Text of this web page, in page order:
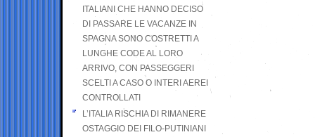
ITALIANI CHE HANNO DECISO
DI PASSARE LE VACANZE IN
SPAGNA SONO COSTRETTI A
LUNGHE CODE AL LORO
ARRIVO, CON PASSEGGERI
SCELTI A CASO O INTERI AEREI
CONTROLLATI
L’ITALIA RISCHIA DI RIMANERE
OSTAGGIO DEI FILO-PUTINIANI